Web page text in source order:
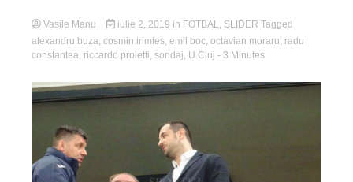
Vasile Manu iulie 2, 2019 in FOTBAL SLIDER Tagged
alexandru buza cosmin irimies emil boc octavian moraru radu
constantea riccardo proietti sondaj U Cluj - 3 Minutes